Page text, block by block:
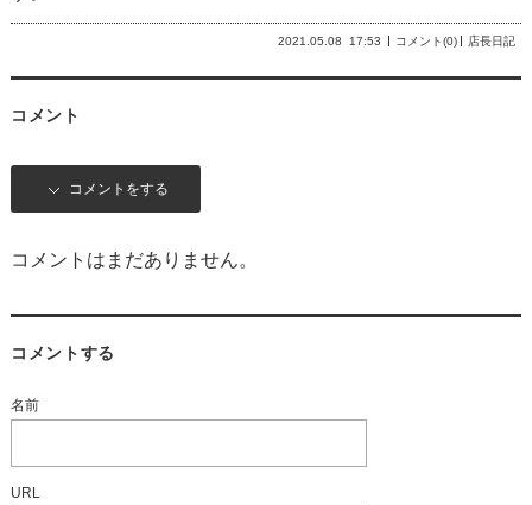
2021.05.08 17:53 コメント(0) 店長日記
コメント
コメントをする
コメントはまだありません。
コメントする
名前
URL